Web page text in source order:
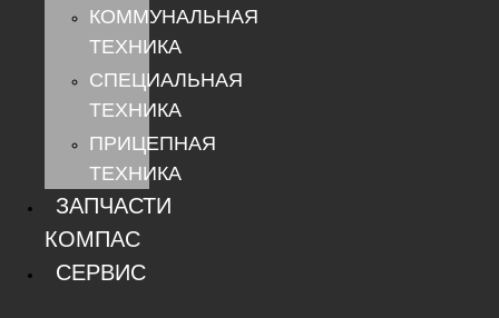
КОММУНАЛЬНАЯ
ТЕХНИКА
СПЕЦИАЛЬНАЯ
ТЕХНИКА
ПРИЦЕПНАЯ
ТЕХНИКА
ЗАПЧАСТИ
КОМПАС
СЕРВИС